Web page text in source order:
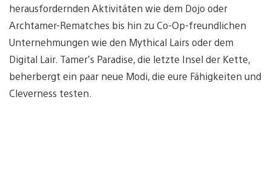
herausfordernden Aktivitäten wie dem Dojo oder
Archtamer-Rematches bis hin zu Co-Op-freundlichen
Unternehmungen wie den Mythical Lairs oder dem
Digital Lair. Tamer’s Paradise, die letzte Insel der Kette,
beherbergt ein paar neue Modi, die eure Fähigkeiten und
Cleverness testen.